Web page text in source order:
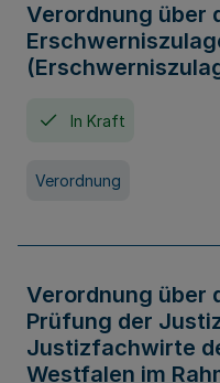
Verordnung über
In Kraft
Verordnung
Verordnung über
Prüfung der
Justizfachwirte
Westfalen im